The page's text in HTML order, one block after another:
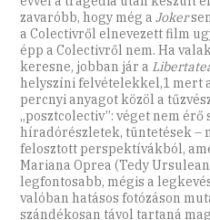
zavaróbb, hogy még aJoker
a Colectivről elnevezett film
épp a Colectivről nem. Ha
keresne, jobban jár a
helyszíni felvételekkel,1 mert
percnyi anyagot közöl a
„posztcolectiv”: véget nem
híradórészletek, tüntetések –
felosztott perspektívákból,
Mariana Oprea (Tedy
legfontosabb, mégis a
valóban hatásos fotózáson
szándékosan távol tartaná